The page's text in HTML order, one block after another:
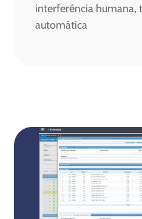
interferência humana,
automática